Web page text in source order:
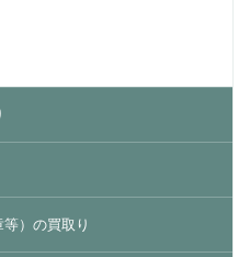
）の買取り